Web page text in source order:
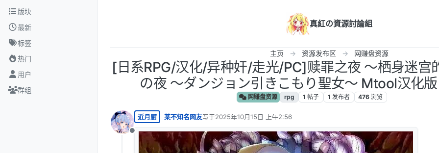
跳转至内容
版块
最新
标签
热门
用户
群组
真紅の資源討論組
主页 资源发布区 网赚盘资源
[日系RPG/汉化/异种奸/走光/PC]赎罪之夜 ～栖身迷宫
の夜 ～ダンジョン引きこもり聖女～ Mtool汉化
网赚盘资源 rpg 1 帖子 1 发布者 476 浏览
离线
近月厨 某不知名网友写于2025年10月15日 上午2:56
最后由 编辑